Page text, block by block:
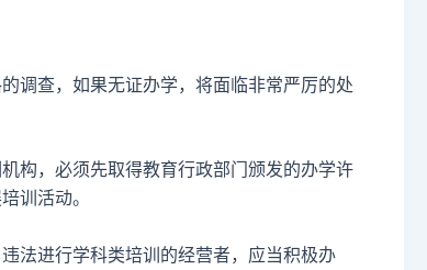
查，如果无证办学，将面临非常严厉的处
，必须先取得教育行政部门颁发的办学许
训活动。
进行学科类培训的经营者，应当积极办